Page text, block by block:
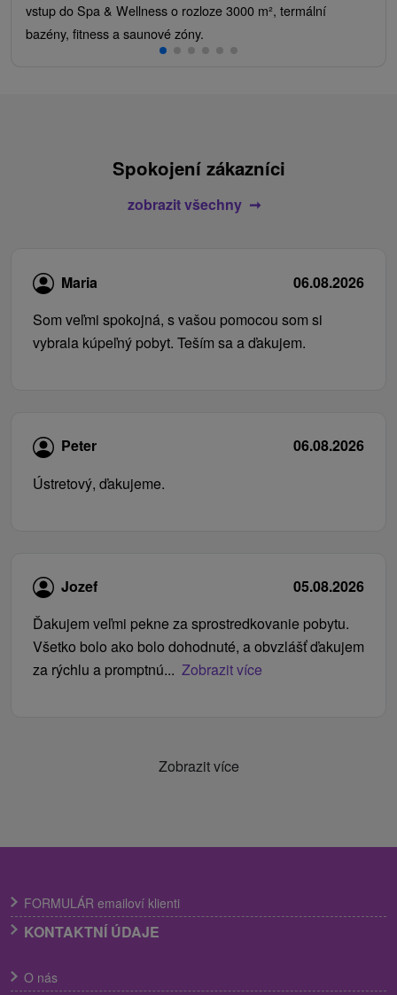
vstup do Spa & Wellness o rozloze 3000 m², termální
bazény, fitness a saunové zóny.
Spokojení zákazníci
zobrazit všechny
Maria
06.08.2026
Som veľmi spokojná, s vašou pomocou som si
vybrala kúpeľný pobyt. Teším sa a ďakujem.
Peter
06.08.2026
Ústretový, ďakujeme.
Jozef
05.08.2026
Ďakujem veľmi pekne za sprostredkovanie pobytu.
Všetko bolo ako bolo dohodnuté, a obvzlášť ďakujem
za rýchlu a promptnú... Zobrazit více
Zobrazit více
FORMULÁR emailoví klienti
KONTAKTNÍ ÚDAJE
O nás